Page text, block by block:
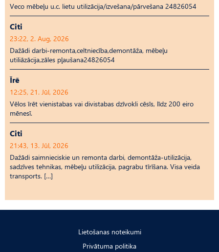
Veco mēbeļu u.c. lietu utilizācija/izvešana/pārvešana 24826054
Citi
23:22, 2. Aug, 2026
Dažādi darbi-remonta,celtniecība,demontāža, mēbeļu
utiliāzācija,zāles pļaušana24826054
Īrē
12:25, 21. Jūl, 2026
Vēlos īrēt vienistabas vai divistabas dzīvokli cēsīs, līdz 200 eiro
mēnesī.
Citi
21:43, 13. Jūl, 2026
Dažādi saimnieciskie un remonta darbi, demontāža-utilizācija,
sadzīves tehnikas, mēbeļu utilizācija, pagrabu tīrīšana. Visa veida
transports. […]
Lietošanas noteikumi
Privātuma politika